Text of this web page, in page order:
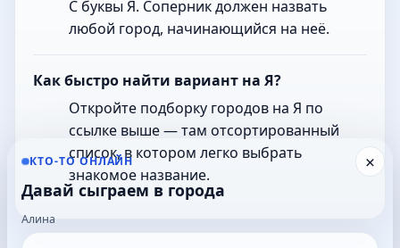
С буквы Я. Соперник должен назвать
любой город, начинающийся на неё.
Как быстро найти вариант на Я?
Откройте подборку городов на Я по
ссылке выше — там отсортированный
список, в котором легко выбрать
знакомое название.
×
КТО-ТО ОНЛАЙН
Давай сыграем в города
Алина